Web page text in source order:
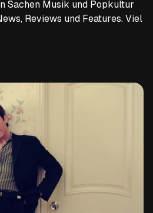
Sachen Musik und Popkultur
Reviews und Features. Viel